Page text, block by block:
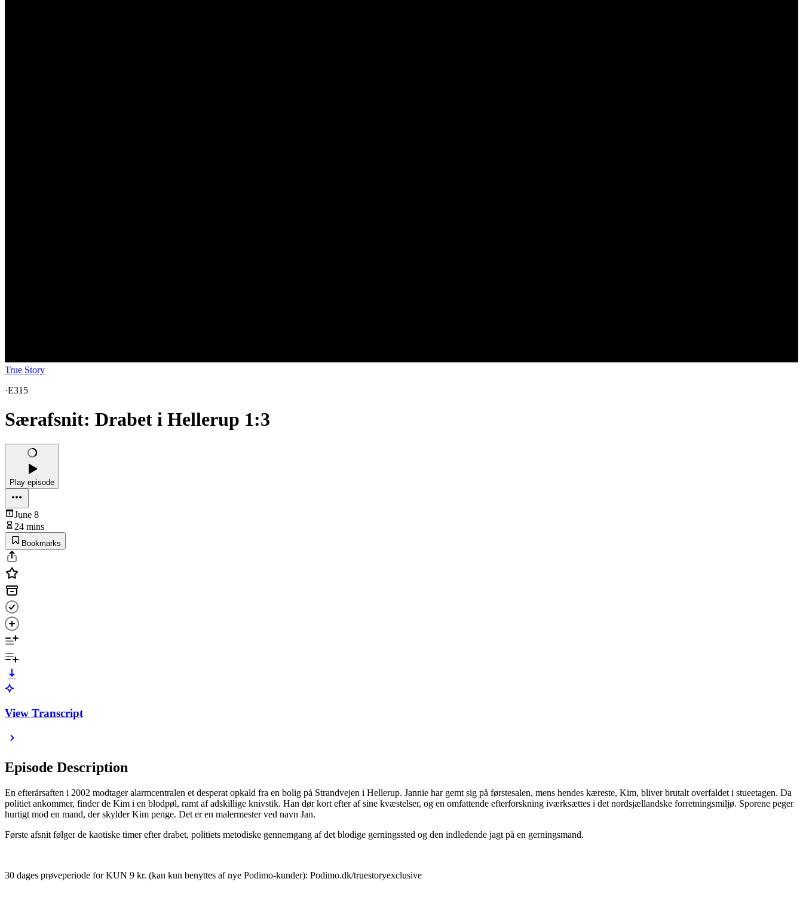
True Story
·E315
Særafsnit: Drabet i Hellerup 1:3
Play episode
June 8
24 mins
Bookmarks
View Transcript
Episode Description
En efterårsaften i 2002 modtager alarmcentralen et desperat opkald fra en bolig på Strandvejen i Hellerup. Jannie har gemt sig på førstesalen, mens hendes kæreste, Kim, bliver brutalt overfaldet i stueetagen. Da
politiet ankommer, finder de Kim i en blodpøl, ramt af adskillige knivstik. Han dør kort efter af sine kvæstelser, og en omfattende efterforskning iværksættes i det nordsjællandske forretningsmiljø. Sporene peger
hurtigt mod en mand, der skylder Kim penge. Det er en malermester ved navn Jan.
Første afsnit følger de kaotiske timer efter drabet, politiets metodiske gennemgang af det blodige gerningssted og den indledende jagt på en gerningsmand.
30 dages prøveperiode for KUN 9 kr. (kan kun benyttes af nye Podimo-kunder): Podimo.dk/truestoryexclusive